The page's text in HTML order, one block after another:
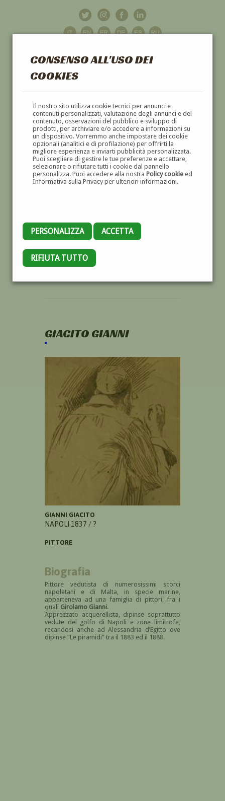
CONSENSO ALL'USO DEI
COOKIES
Il nostro sito utilizza cookie tecnici per annunci e
contenuti personalizzati, valutazione degli annunci e del
contenuto, osservazioni del pubblico e sviluppo di
prodotti, per archiviare e/o accedere a informazioni su
un dispositivo. Vorremmo anche impostare dei cookie
opzionali (analitici e di profilazione) per offrirti la
migliore esperienza e inviarti pubblicità personalizzata.
Puoi scegliere di gestire le tue preferenze e accettare,
selezionare o rifiutare tutti i cookie dal pannello
personalizza. Puoi accedere alla nostra Policy cookieed
Informativa sulla Privacy per ulteriori informazioni.
PERSONALIZZA ACCETTA
RIFIUTA TUTTO
GALLERIAD'ARTE
DIPINTI E SCULTURE '800 E '900
GIACITO GIANNI
GIANNI GIACITO
NAPOLI 1837 / ?
PITTORE
Biografia
Pittore vedutista di numerosissimi scorci
napoletani e di Malta, in specie marine,
apparteneva ad una famiglia di pittori, fra i
quali Girolamo Gianni.
Apprezzato acquerellista, dipinse soprattutto
vedute del golfo di Napoli e zone limitrofe,
recandosi anche ad Alessandria d’Egitto ove
dipinse “Le piramidi” tra il 1883 ed il 1888.